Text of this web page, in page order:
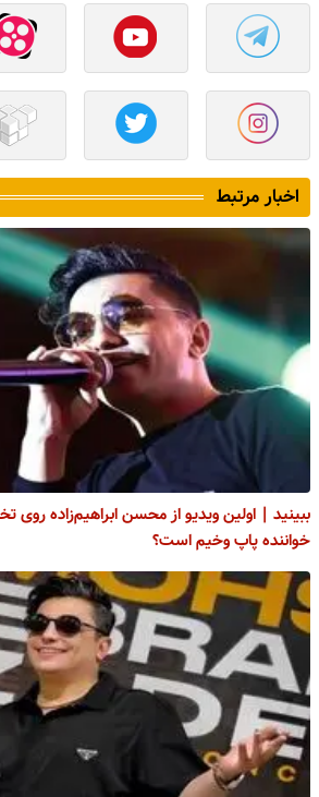
اخبار مرتبط
ببینید | اولین ویدیو از محسن ابراهیم‌زاده روی
خواننده پاپ وخیم است؟